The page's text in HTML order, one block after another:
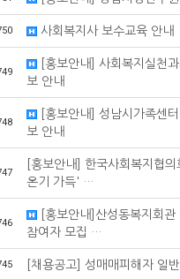
사회복지사 보수교육 안내
[홍보안내] 사회복지실천
보 안내
[홍보안내] 성남시가족센
보 안내
[홍보안내] 한국사회복지협
온기 가득' …
[홍보안내]산성동복지회관
참여자 모집 …
[채용공고] 성매매피해자 일